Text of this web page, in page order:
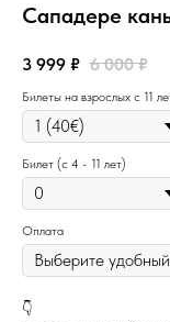
Сападере
3 999 ₽ 6 000 ₽
Билеты на взрослых с 11
Билет (с 4 - 11 лет)
Оплата
👇